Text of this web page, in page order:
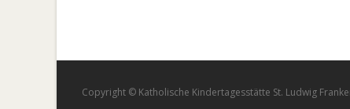
Copyright © Katholische Kindertagesstätte St. Ludwig